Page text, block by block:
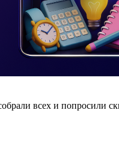
всех и попросили